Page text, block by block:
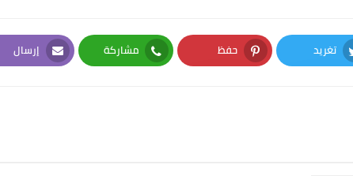
تغريد
Twitter
حفظ
Pinterest
مشاركة
Whatsapp
إرسال
Email